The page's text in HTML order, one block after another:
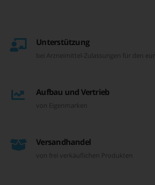
Unterstützung
bei Arzneimittel-Zulassungen für den
Aufbau und Vertrieb
von Eigenmarken
Versandhandel
von frei verkäuflichen Produkten